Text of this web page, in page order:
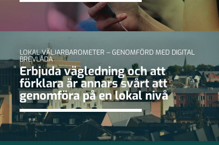
LOKAL VÄLJARBAROMETER – GENOMFÖRD MED DIGITAL
BREVLÅDA
Erbjuda vägledning och att
förklara är annars svårt att
genomföra på en lokal nivå